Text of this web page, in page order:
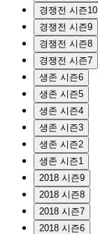
경쟁전 시즌10
경쟁전 시즌9
경쟁전 시즌8
경쟁전 시즌7
생존 시즌6
생존 시즌5
생존 시즌4
생존 시즌3
생존 시즌2
생존 시즌1
2018 시즌9
2018 시즌8
2018 시즌7
2018 시즌6